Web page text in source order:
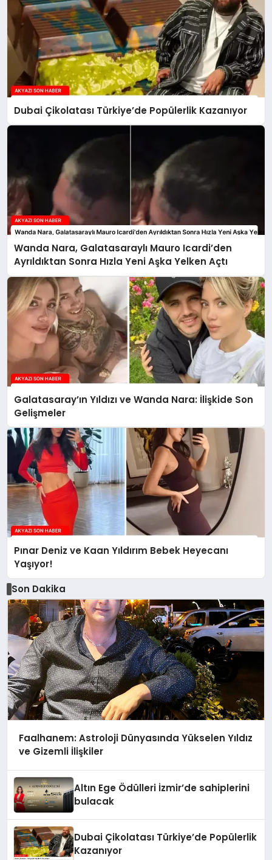
Dubai Çikolatası Türkiye’de Popülerlik Kazanıyor
Wanda Nara, Galatasaraylı Mauro Icardi’den
Ayrıldıktan Sonra Hızla Yeni Aşka Yelken Açtı
Galatasaray’ın Yıldızı ve Wanda Nara: İlişkide Son
Gelişmeler
Pınar Deniz ve Kaan Yıldırım Bebek Heyecanı
Yaşıyor!
Son Dakika
Faalhanem: Astroloji Dünyasında Yükselen Yıldız
ve Gizemli İlişkiler
Altın Ege Ödülleri İzmir’de sahiplerini
bulacak
Dubai Çikolatası Türkiye’de Popülerlik
Kazanıyor